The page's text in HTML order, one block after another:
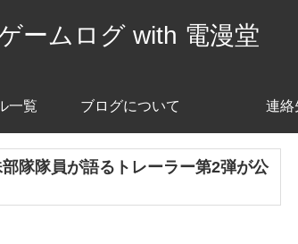
ームログ with 電漫堂
一覧 ブログについて 連絡
隊隊員が語るトレーラー第2弾が公